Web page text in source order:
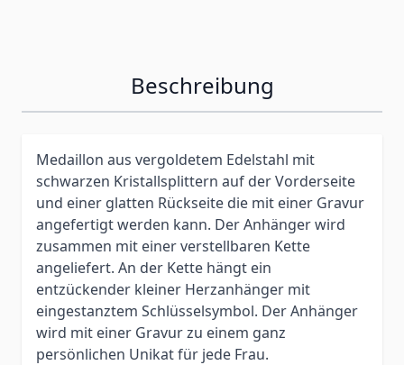
Beschreibung
Medaillon aus vergoldetem Edelstahl mit
schwarzen Kristallsplittern auf der Vorderseite
und einer glatten Rückseite die mit einer Gravur
angefertigt werden kann. Der Anhänger wird
zusammen mit einer verstellbaren Kette
angeliefert. An der Kette hängt ein
entzückender kleiner Herzanhänger mit
eingestanztem Schlüsselsymbol. Der Anhänger
wird mit einer Gravur zu einem ganz
persönlichen Unikat für jede Frau.